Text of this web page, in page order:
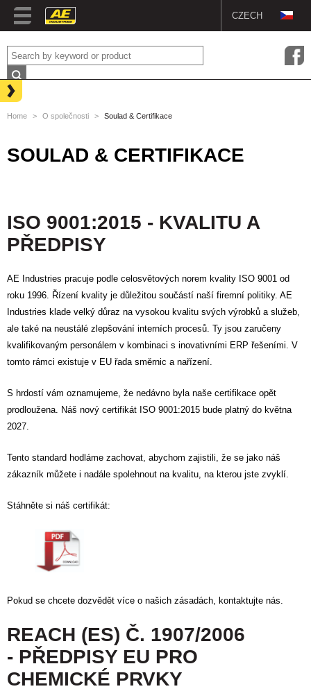
CZECH
DUTCH
Home > O společnosti > Soulad & Certifikace
SPECIALISTA NA
AUTOMOBILOVÝ
AFTERMARKET
NAŠE SLUŽBY
SOULAD & CERTIFIKACE
SOULAD & CERTIFIKACE
ISO 9001:2015 - KVALITU A
PŘEDPISY
AE Industries pracuje podle celosvětových norem kvality ISO 9001 od
roku 1996. Řízení kvality je důležitou součástí naší firemní politiky. AE
Industries klade velký důraz na vysokou kvalitu svých výrobků a služeb,
ale také na neustálé zlepšování interních procesů. Ty jsou zaručeny
kvalifikovaným personálem v kombinaci s inovativními ERP řešeními. V
tomto rámci existuje v EU řada směrnic a nařízení.
S hrdostí vám oznamujeme, že nedávno byla naše certifikace opět
prodloužena. Náš nový certifikát ISO 9001:2015 bude platný do května
2027.
Tento standard hodláme zachovat, abychom zajistili, že se jako náš
zákazník můžete i nadále spolehnout na kvalitu, na kterou jste zvyklí.
Stáhněte si náš certifikát:
Pokud se chcete dozvědět více o našich zásadách, kontaktujte nás.
REACH (ES) Č. 1907/2006
- PŘEDPISY EU PRO
CHEMICKÉ PRVKY